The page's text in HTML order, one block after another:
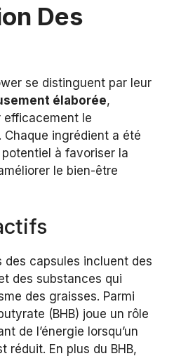
Des
se distinguent par leur
élaborée,
efficacement le
ingrédient a été
à favoriser la
le bien-être
des capsules incluent des
des substances qui
des graisses. Parmi
(BHB) joue un rôle
de l’énergie lorsqu’un
réduit. En plus du BHB,